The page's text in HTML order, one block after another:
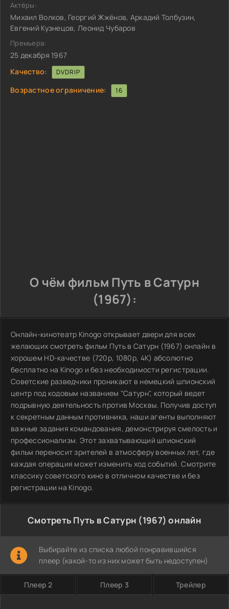
Актёры:
Михаил Волков, Георгий Жжёнов, Аркадий Толбузин,
Евгений Кузнецов, Леонид Чубаров
Премьера:
25 декабря 1967
Качество:
DVDRIP
Возрастное ограничение: 16
О чём фильм Путь в Сатурн
(1967):
Онлайн-кинотеатр Kinogo открывает двери для всех
желающих смотреть фильм Путь в Сатурн (1967) онлайн в
хорошем HD-качестве (720p, 1080p, 4K) абсолютно
бесплатно на Kinogo и без необходимости регистрации.
Советские разведчики проникают в немецкий шпионский
центр под кодовым названием "Сатурн", который ведет
подрывную деятельность против Москвы. Получив доступ
к секретным данным противника, наши агенты выполняют
важные задания командования, демонстрируя смелость и
профессионализм. Этот захватывающий шпионский
фильм переносит зрителей в атмосферу военных лет, где
каждая операция может изменить ход событий. Смотрите
классику советского кино в отличном качестве и без
регистрации на Kinogo.
Смотреть Путь в Сатурн (1967) онлайн
Выбирайте из списка любой понравившийся
плеер (какой-то из них может быть недоступен)
Плеер 2 Плеер 3 Трейлер